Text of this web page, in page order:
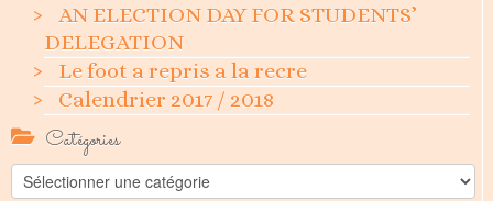
AN ELECTION DAY FOR STUDENTS’
DELEGATION
Le foot a repris a la recre
Calendrier 2017 / 2018
Catégories
Catégories